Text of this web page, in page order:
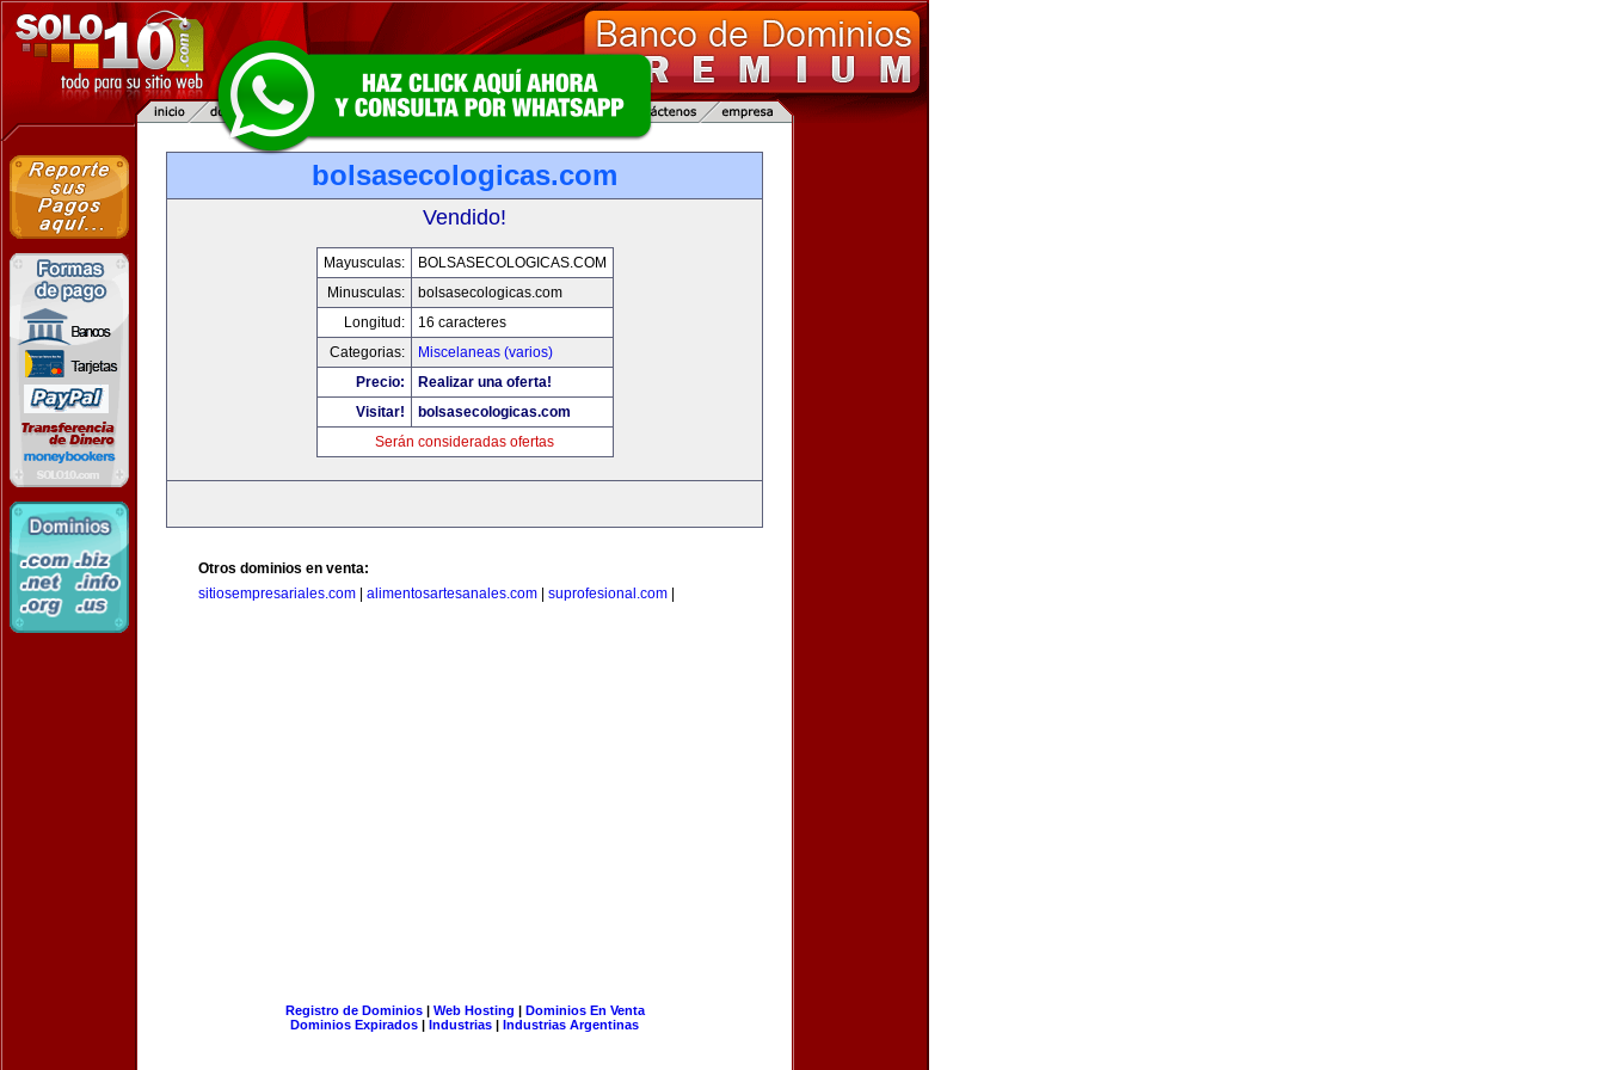
bolsasecologicas.com
Vendido!
Mayusculas:
BOLSASECOLOGICAS.COM
Minusculas:
bolsasecologicas.com
Longitud:
16 caracteres
Categorias:
Miscelaneas (varios)
Precio:
Realizar una oferta!
Visitar!
bolsasecologicas.com
Serán consideradas ofertas
Otros dominios en venta:
sitiosempresariales.com
alimentosartesanales.com suprofesional.com
Registro de Dominios| Web Hosting | Dominios En Venta
Dominios Expirados | Industrias | Industrias Argentinas